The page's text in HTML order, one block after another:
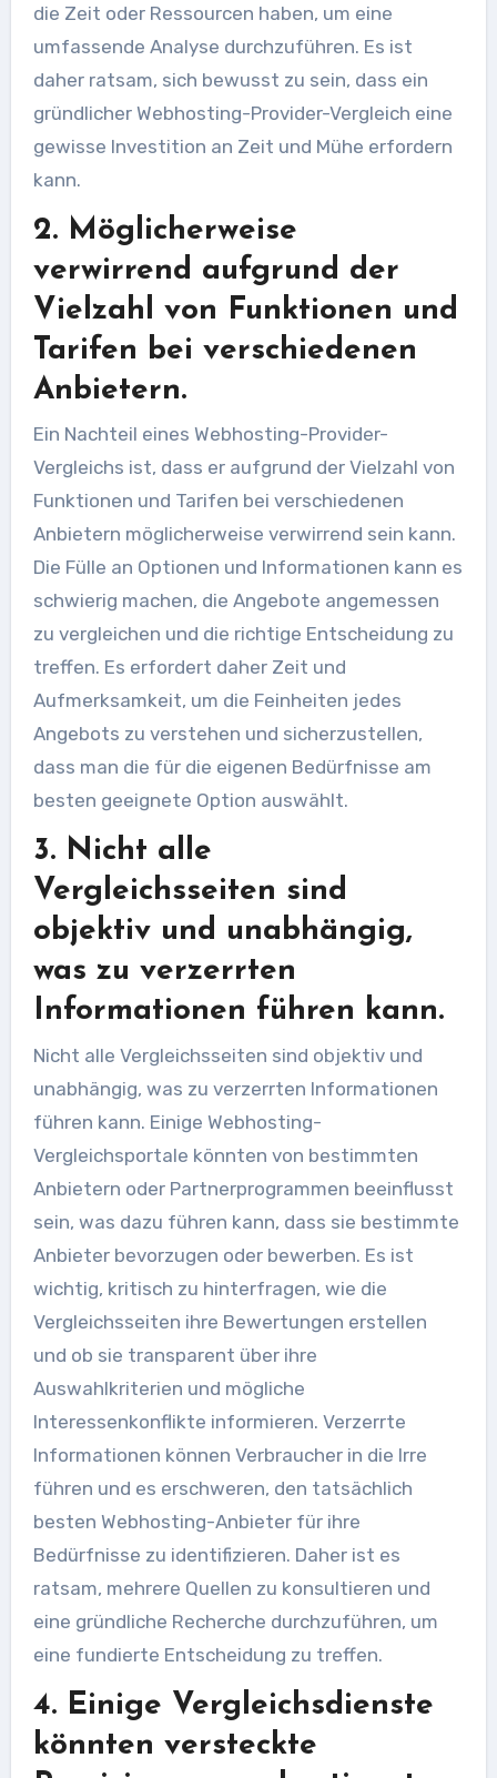
die Zeit oder Ressourcen haben, um eine
umfassende Analyse durchzuführen. Es ist
daher ratsam, sich bewusst zu sein, dass ein
gründlicher Webhosting-Provider-Vergleich eine
gewisse Investition an Zeit und Mühe erfordern
kann.
2. Möglicherweise
verwirrend aufgrund der
Vielzahl von Funktionen und
Tarifen bei verschiedenen
Anbietern.
Ein Nachteil eines Webhosting-Provider-
Vergleichs ist, dass er aufgrund der Vielzahl von
Funktionen und Tarifen bei verschiedenen
Anbietern möglicherweise verwirrend sein kann.
Die Fülle an Optionen und Informationen kann es
schwierig machen, die Angebote angemessen
zu vergleichen und die richtige Entscheidung zu
treffen. Es erfordert daher Zeit und
Aufmerksamkeit, um die Feinheiten jedes
Angebots zu verstehen und sicherzustellen,
dass man die für die eigenen Bedürfnisse am
besten geeignete Option auswählt.
3. Nicht alle
Vergleichsseiten sind
objektiv und unabhängig,
was zu verzerrten
Informationen führen kann.
Nicht alle Vergleichsseiten sind objektiv und
unabhängig, was zu verzerrten Informationen
führen kann. Einige Webhosting-
Vergleichsportale könnten von bestimmten
Anbietern oder Partnerprogrammen beeinflusst
sein, was dazu führen kann, dass sie bestimmte
Anbieter bevorzugen oder bewerben. Es ist
wichtig, kritisch zu hinterfragen, wie die
Vergleichsseiten ihre Bewertungen erstellen
und ob sie transparent über ihre
Auswahlkriterien und mögliche
Interessenkonflikte informieren. Verzerrte
Informationen können Verbraucher in die Irre
führen und es erschweren, den tatsächlich
besten Webhosting-Anbieter für ihre
Bedürfnisse zu identifizieren. Daher ist es
ratsam, mehrere Quellen zu konsultieren und
eine gründliche Recherche durchzuführen, um
eine fundierte Entscheidung zu treffen.
4. Einige Vergleichsdienste
könnten versteckte